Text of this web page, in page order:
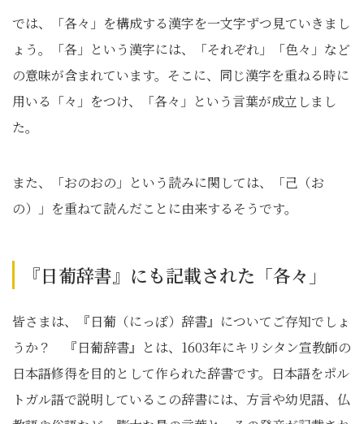
では、「各々」を構成する漢字を一文字ずつ見ていきまし
ょう。「各」という漢字には、「それぞれ」「色々」など
の意味が含まれています。そこに、同じ漢字を重ねる時に
用いる「々」をつけ、「各々」という言葉が成立しまし
た。
また、「おのおの」という読みに関しては、「己（お
の）」を重ねて読んだことに由来するそうです。
『日葡辞書』にも記載された「各々」
皆さまは、『日葡（にっぽ）辞書』についてご存知でしょ
うか？ 『日葡辞書』とは、1603年にキリシタン宣教師の
日本語修得を目的として作られた辞書です。日本語をポル
トガル語で説明しているこの辞書には、方言や幼児語、仏